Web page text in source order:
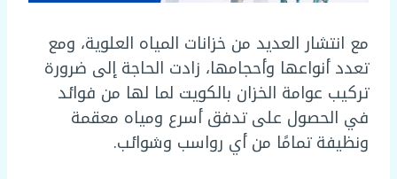
مع انتشار العديد من خزانات المياه العلوية، ومع
تعدد أنواعها وأحجامها، زادت الحاجة إلى ضرورة
تركيب عوامة الخزان بالكويت لما لها من فوائد
في الحصول على تدفق أسرع ومياه معقمة
ونظيفة تمامًا من أي رواسب وشوائب.